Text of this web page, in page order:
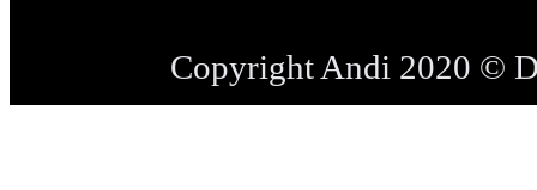
Copyright Andi 2020 ©